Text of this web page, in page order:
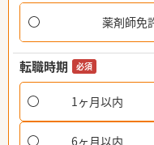
薬剤師免
転職時期 必須
1ヶ月以内
6ヶ月以内